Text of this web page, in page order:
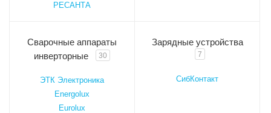
РЕСАНТА
Сварочные аппараты
инверторные
30
ЭТК Электроника
Energolux
Eurolux
Зарядные устройства
7
СибКонтакт